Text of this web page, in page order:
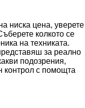
ниска цена, уверете
колкото се
на техниката.
за реално
подозрения,
контрол с помощта